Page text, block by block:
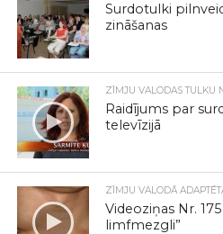
Surdotulki
zināšanas
ZĪMJU VALODAS TULKU
Raidījums par
televīzijā
ZĪMJU VALODĀ
Videoziņas Nr.
limfmezgli”